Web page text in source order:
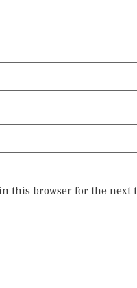
in this browser for the next